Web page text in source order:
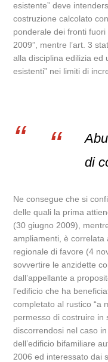
esistente” deve
costruzione calcolato
ponderale dei fronti
2009”, mentre l’art. 3
alla disciplina edilizia ed
esistenti” nei limiti di
di
Ne consegue che si
delle quali la prima
(30 giugno 2009),
ampliamenti, è correlata
regionale di favore (4
sovvertire le anzidette
dall’appellante a
l’edificio che ha
completato al rustico “a
permesso di costruire in
discorrendosi nel caso
dell’edificio bifamiliare
2006 ed interessato dai